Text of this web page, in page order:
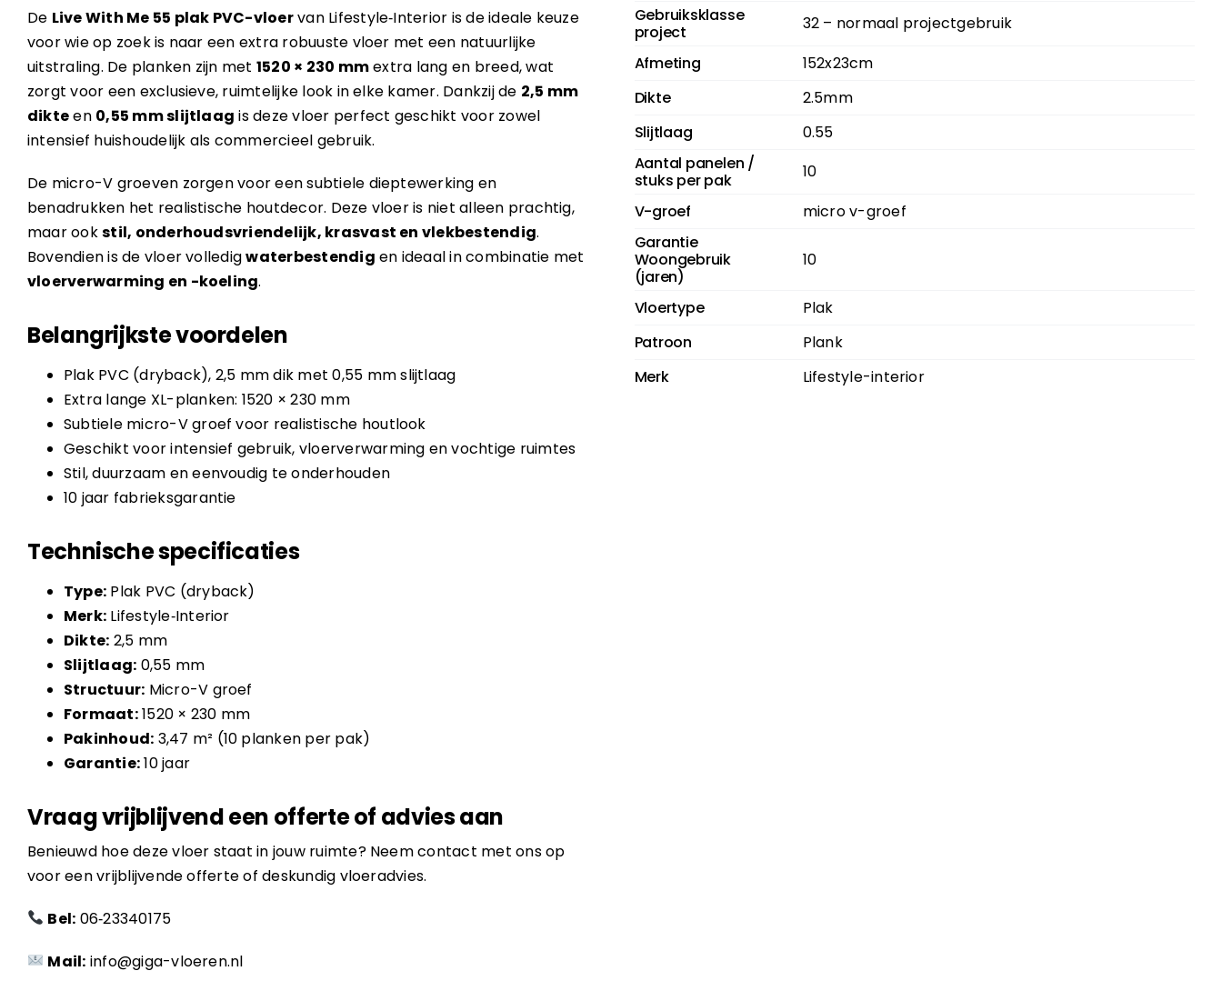
De Live With Me 55 plak PVC-vloervan Lifestyle‑Interior is de ideale keuze
voor wie op zoek is naar een extra robuuste vloer met een natuurlijke
uitstraling. De planken zijn met 1520 × 230 mmextra lang en breed, wat
zorgt voor een exclusieve, ruimtelijke look in elke kamer. Dankzij de 2,5 mm
dikteen 0,55 mm slijtlaag is deze vloer perfect geschikt voor zowel
intensief huishoudelijk als commercieel gebruik.
De micro-V groeven zorgen voor een subtiele dieptewerking en
benadrukken het realistische houtdecor. Deze vloer is niet alleen prachtig,
maar ookstil, onderhoudsvriendelijk, krasvast en vlekbestendig.
Bovendien is de vloer volledigwaterbestendig en ideaal in combinatie met
vloerverwarming en -koeling.
Belangrijkste voordelen
Plak PVC (dryback), 2,5 mm dik met 0,55 mm slijtlaag
Extra lange XL-planken: 1520 × 230 mm
Subtiele micro-V groef voor realistische houtlook
Geschikt voor intensief gebruik, vloerverwarming en vochtige ruimtes
Stil, duurzaam en eenvoudig te onderhouden
10 jaar fabrieksgarantie
Technische specificaties
Type: Plak PVC (dryback)
Merk: Lifestyle‑Interior
Dikte: 2,5 mm
Slijtlaag: 0,55 mm
Structuur: Micro-V groef
Formaat:1520 × 230 mm
Pakinhoud: 3,47 m² (10 planken per pak)
Garantie:10 jaar
Vraag vrijblijvend een offerte of advies aan
Benieuwd hoe deze vloer staat in jouw ruimte? Neem contact met ons op
voor een vrijblijvende offerte of deskundig vloeradvies.
Bel: 06‑23340175
Mail: info@giga-vloeren.nl
Gebruiksklasse
project
32 – normaal projectgebruik
Afmeting
152x23cm
Dikte
2.5mm
Slijtlaag
0.55
Aantal panelen /
stuks per pak
10
V-groef
micro v-groef
Garantie
Woongebruik
(jaren)
10
Vloertype
Plak
Patroon
Plank
Merk
Lifestyle-interior